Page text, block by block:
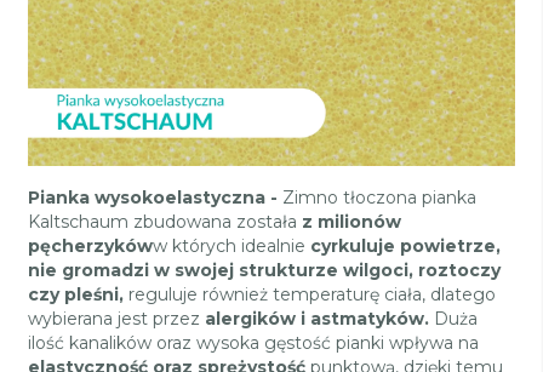
Pianka wysokoelastyczna - Zimno tłoczona pianka
Kaltschaum zbudowana została z milionów
pęcherzykóww których idealnie cyrkuluje powietrze,
nie gromadzi w swojej strukturze wilgoci, roztoczy
czy pleśni, reguluje również temperaturę ciała, dlatego
wybierana jest przez alergików i astmatyków. Duża
ilość kanalików oraz wysoka gęstość pianki wpływa na
elastyczność oraz sprężystość punktową, dzięki temu